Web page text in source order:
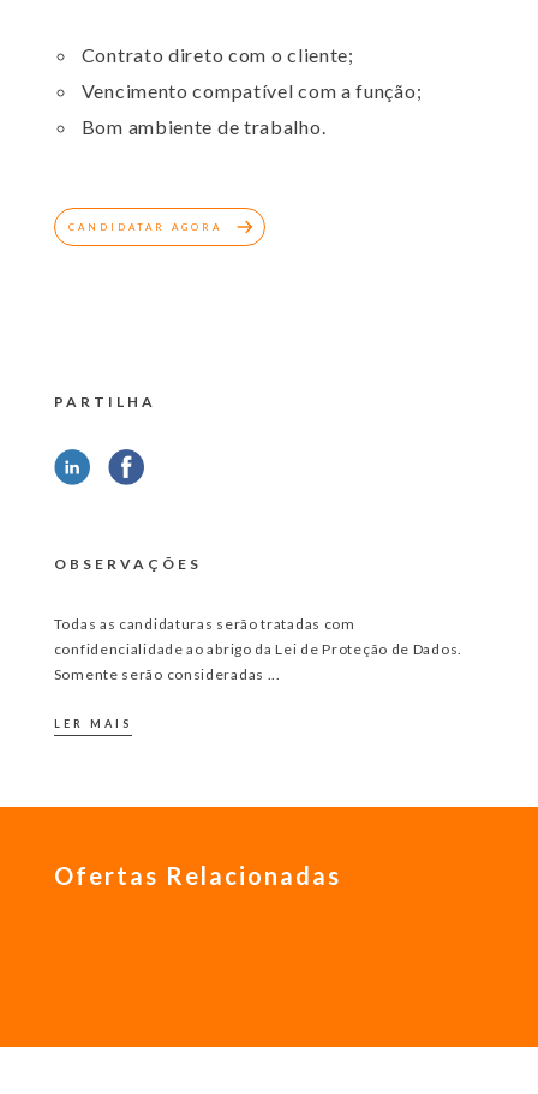
Contrato direto com o cliente;
Vencimento compatível com a função;
Bom ambiente de trabalho.
CANDIDATAR AGORA
PARTILHA
OBSERVAÇÕES
Todas as candidaturas serão tratadas com
confidencialidade ao abrigo da Lei de Proteção de Dados.
Somente serão consideradas ...
LER MAIS
Ofertas Relacionadas